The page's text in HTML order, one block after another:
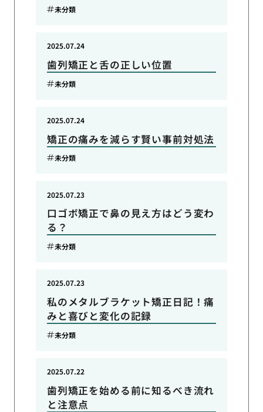
未分類
歯列矯正と舌の正しい位置
2025.07.24
未分類
矯正の痛みを減らす賢い事前対処法
2025.07.24
未分類
口ゴボ矯正で鼻の見え方はどう変わ
る？
2025.07.23
未分類
私のメタルブラケット矯正日記！痛
みと喜びと変化の記録
2025.07.23
未分類
歯列矯正を始める前に知るべき流れ
と注意点
2025.07.22